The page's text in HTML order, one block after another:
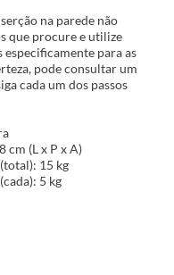
na parede não
que procure e utilize
especificamente para as
pode consultar um
cada um dos passos
cm (L x P x A)
15 kg
5 kg